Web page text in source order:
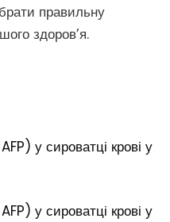
правильну
здоров’я.
у сироватці крові у
у сироватці крові у